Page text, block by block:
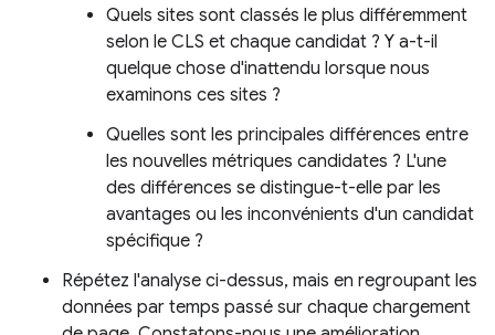
Quels sites sont classés le plus différemment
selon le CLS et chaque candidat ? Y a-t-il
quelque chose d'inattendu lorsque nous
examinons ces sites ?
Quelles sont les principales différences entre
les nouvelles métriques candidates ? L'une
des différences se distingue-t-elle par les
avantages ou les inconvénients d'un candidat
spécifique ?
Répétez l'analyse ci-dessus, mais en regroupant les
données par temps passé sur chaque chargement